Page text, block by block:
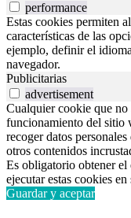
performance
Estas cookies permiten
características de las
ejemplo, definir el
navegador.
Publicitarias
advertisement
Cualquier cookie que no
funcionamiento del sitio
recoger datos
otros contenidos
Es obligatorio obtener el
ejecutar estas cookies
Guardar y aceptar